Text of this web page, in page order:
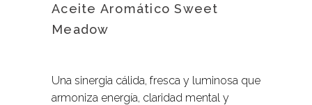
Aceite Aromático Sweet
Meadow
Una sinergia cálida, fresca y luminosa que
armoniza energía, claridad mental y